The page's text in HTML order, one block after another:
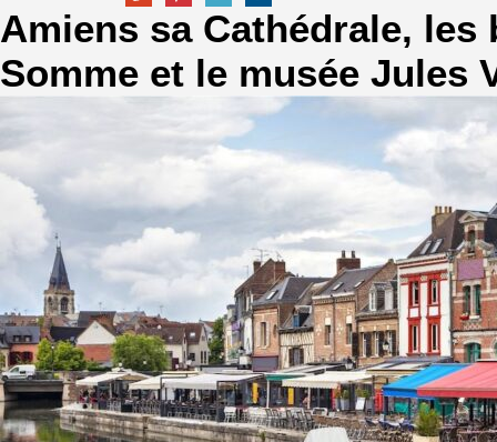
Amiens sa Cathédrale, les
Somme et le musée Jules